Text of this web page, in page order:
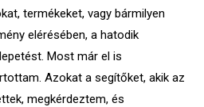
termékeket, vagy bármilyen
elérésében, a hatodik
Most már el is
Azokat a segítőket, akik az
megkérdeztem, és